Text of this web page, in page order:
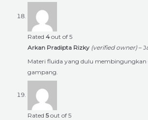
Rated 4 out of 5
Arkan Pradipta Rizky (verified owner) –
Materi fluida yang dulu membingungkan
gampang.
Rated 5out of 5